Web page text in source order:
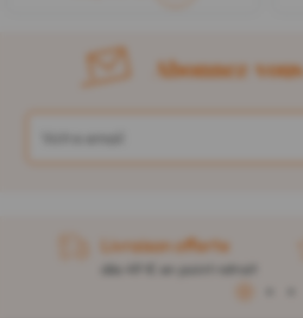
Abonnez-
Livraison offerte
dès 49 € en point retrait